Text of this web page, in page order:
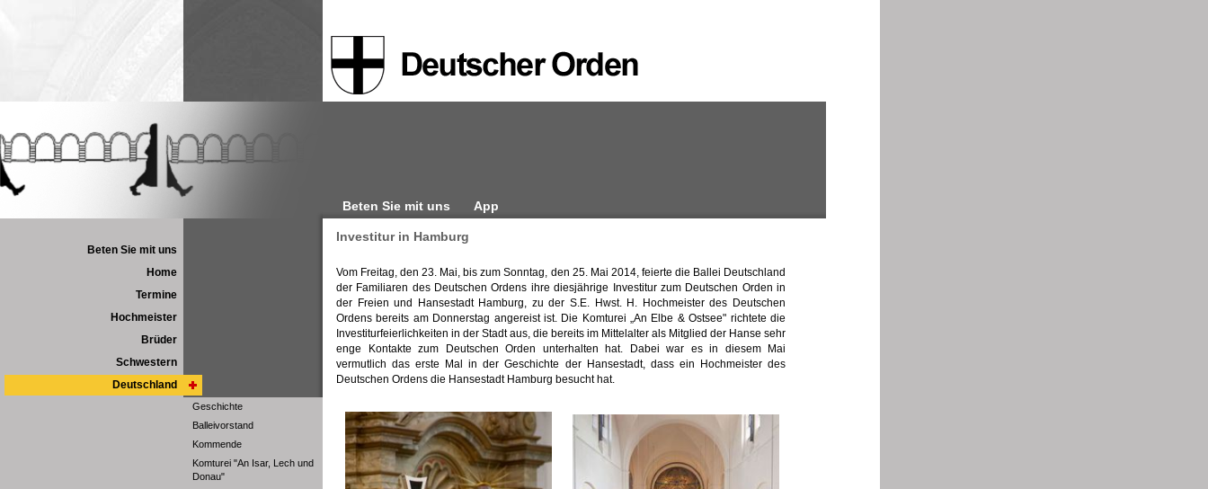
Beten Sie mit uns App
Beten Sie mit uns
Home
Termine
Hochmeister
Brüder
Schwestern
Deutschland
Geschichte
Balleivorstand
Kommende
Komturei "An Isar, Lech und
Donau"
Investitur in Hamburg
Vom Freitag, den 23. Mai, bis zum Sonntag, den 25. Mai 2014, feierte die Ballei Deutschland
der Familiaren des Deutschen Ordens ihre diesjährige Investitur zum Deutschen Orden in
der Freien und Hansestadt Hamburg, zu der S.E. Hwst. H. Hochmeister des Deutschen
Ordens bereits am Donnerstag angereist ist. Die Komturei „An Elbe & Ostsee" richtete die
Investiturfeierlichkeiten in der Stadt aus, die bereits im Mittelalter als Mitglied der Hanse sehr
enge Kontakte zum Deutschen Orden unterhalten hat. Dabei war es in diesem Mai
vermutlich das erste Mal in der Geschichte der Hansestadt, dass ein Hochmeister des
Deutschen Ordens die Hansestadt Hamburg besucht hat.